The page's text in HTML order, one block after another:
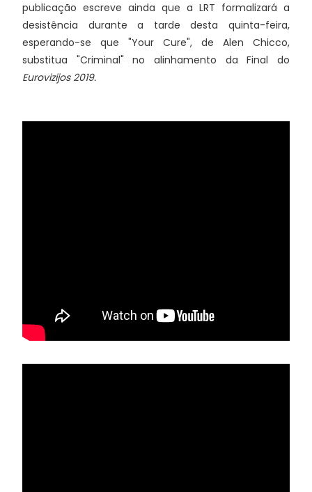
publicação escreve ainda que a LRT formalizará a
desistência durante a tarde desta quinta-feira,
esperando-se que "Your Cure", de Alen Chicco,
substitua "Criminal" no alinhamento da Final do
Eurovizijos 2019.